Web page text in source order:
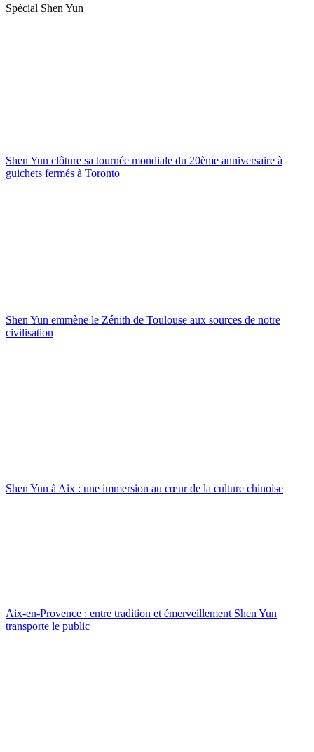
Spécial Shen Yun
Shen Yun clôture sa tournée mondiale du 20ème anniversaire à
guichets fermés à Toronto
Shen Yun emmène le Zénith de Toulouse aux sources de notre
civilisation
Shen Yun à Aix : une immersion au cœur de la culture chinoise
Aix-en-Provence : entre tradition et émerveillement Shen Yun
transporte le public